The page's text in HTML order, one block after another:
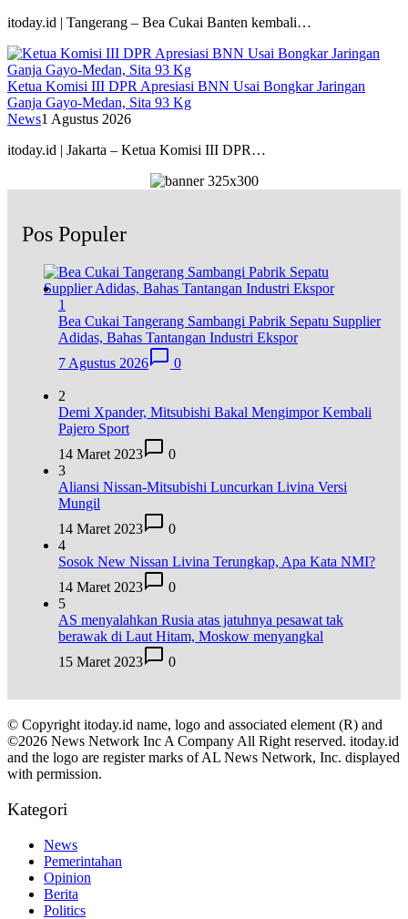
itoday.id | Tangerang – Bea Cukai Banten kembali…
Ketua Komisi III DPR Apresiasi BNN Usai Bongkar Jaringan
Ganja Gayo-Medan, Sita 93 Kg
News1 Agustus 2026
itoday.id | Jakarta – Ketua Komisi III DPR…
Pos Populer
1
Bea Cukai Tangerang Sambangi Pabrik Sepatu Supplier
Adidas, Bahas Tantangan Industri Ekspor
7 Agustus 2026
0
2
Demi Xpander, Mitsubishi Bakal Mengimpor Kembali
Pajero Sport
14 Maret 2023
0
3
Aliansi Nissan-Mitsubishi Luncurkan Livina Versi
Mungil
14 Maret 2023
0
4
Sosok New Nissan Livina Terungkap, Apa Kata NMI?
14 Maret 2023
0
5
AS menyalahkan Rusia atas jatuhnya pesawat tak
berawak di Laut Hitam, Moskow menyangkal
15 Maret 2023
0
© Copyright itoday.id name, logo and associated element (R) and
©2026 News Network Inc A Company All Right reserved. itoday.id
and the logo are register marks of AL News Network, Inc. displayed
with permission.
Kategori
News
Pemerintahan
Opinion
Berita
Politics